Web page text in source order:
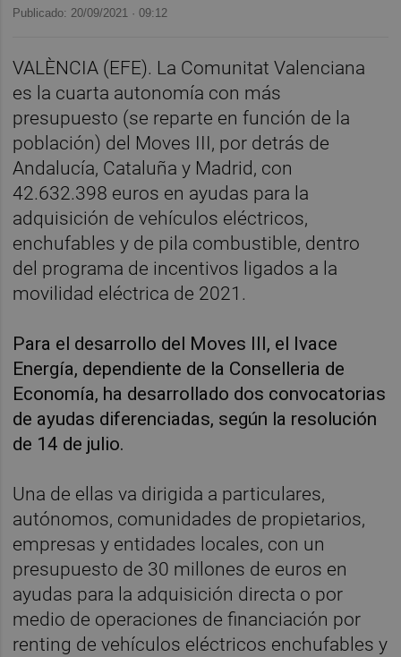
Publicado: 20/09/2021 ·09:12
VALÈNCIA (EFE). La Comunitat Valenciana
es la cuarta autonomía con más
presupuesto (se reparte en función de la
población) del Moves III, por detrás de
Andalucía, Cataluña y Madrid, con
42.632.398 euros en ayudas para la
adquisición de vehículos eléctricos,
enchufables y de pila combustible, dentro
del programa de incentivos ligados a la
movilidad eléctrica de 2021.
Para el desarrollo del Moves III, el Ivace
Energía, dependiente de la Conselleria de
Economía, ha desarrollado dos convocatorias
de ayudas diferenciadas, según la resolución
de 14 de julio.
Una de ellas va dirigida a particulares,
autónomos, comunidades de propietarios,
empresas y entidades locales, con un
presupuesto de 30 millones de euros en
ayudas para la adquisición directa o por
medio de operaciones de financiación por
renting de vehículos eléctricos enchufables y